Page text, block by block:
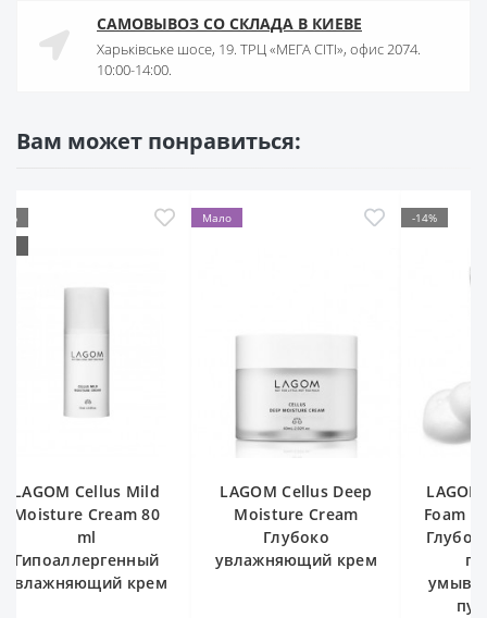
САМОВЫВОЗ СО СКЛАДА В КИЕВЕ
Харьківське шосе, 19. ТРЦ «МЕГА СІТІ», офис 2074.
10:00-14:00.
Вам может понравиться:
LAGOM Cellus Mild
Moisture Cream 80
ml
Гипоаллергенный
увлажняющий крем
Мало
LAGOM Cellus Deep
Moisture Cream
Глубоко
увлажняющий крем
-14%
Foam